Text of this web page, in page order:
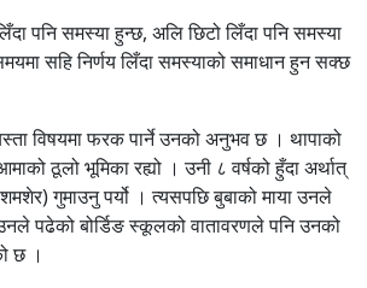
पनि समस्या हुन्छ, अलि छिटो लिँदा पनि समस्या
सहि निर्णय लिँदा समस्याको समाधान हुन सक्छ
विषयमा फरक पार्ने उनको अनुभव छ । थापाको
ठूलो भूमिका रह्यो । उनी ८ वर्षको हुँदा अर्थात्
गुमाउनु पर्यो । त्यसपछि बुबाको माया उनले
पढेको बोर्डिङ स्कूलको वातावरणले पनि उनको
छ ।